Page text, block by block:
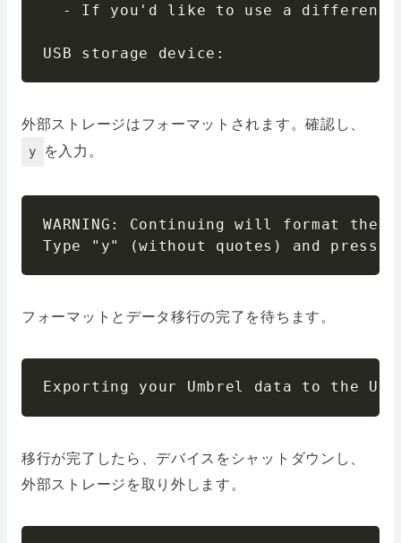
- If you'd like to use a different
USB storage device:
外部ストレージはフォーマットされます。確認し、
y を入力。
WARNING: Continuing will format
Type "y" (without quotes) and press
フォーマットとデータ移行の完了を待ちます。
Exporting your Umbrel data to the
移行が完了したら、デバイスをシャットダウンし、
外部ストレージを取り外します。